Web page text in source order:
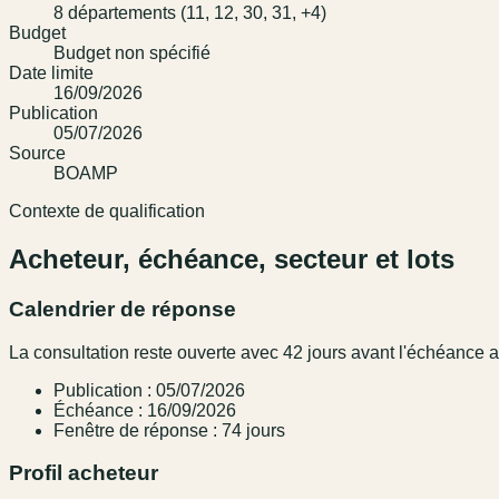
8 départements (11, 12, 30, 31, +4)
Budget
Budget non spécifié
Date limite
16/09/2026
Publication
05/07/2026
Source
BOAMP
Contexte de qualification
Acheteur, échéance, secteur et lots
Calendrier de réponse
La consultation reste ouverte avec 42 jours avant l'échéance
Publication : 05/07/2026
Échéance : 16/09/2026
Fenêtre de réponse : 74 jours
Profil acheteur